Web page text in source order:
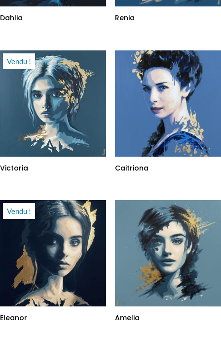
Dahlia Renia
Vendu !
Victoria Caitriona
Vendu !
Eleanor Amelia